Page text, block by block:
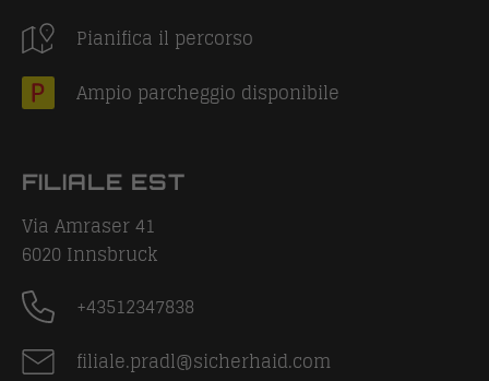
Pianifica il percorso
Ampio parcheggio disponibile
FILIALE EST
Via Amraser 41
6020 Innsbruck
+43512347838
filiale.pradl@sicherhaid.com